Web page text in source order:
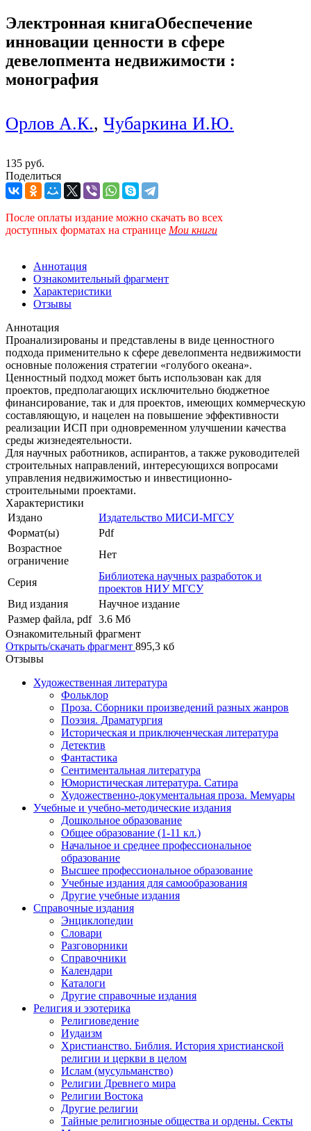
Электронная книгаОбеспечение
инновации ценности в сфере
девелопмента недвижимости :
монография
Орлов А.К., Чубаркина И.Ю.
135 руб.
Поделиться
После оплаты издание можно скачать во всех
доступных форматах на странице Мои книги
Аннотация
Ознакомительный фрагмент
Характеристики
Отзывы
Аннотация
Проанализированы и представлены в виде ценностного
подхода применительно к сфере девелопмента недвижимости
основные положения стратегии «голубого океана».
Ценностный подход может быть использован как для
проектов, предполагающих исключительно бюджетное
финансирование, так и для проектов, имеющих коммерческую
составляющую, и нацелен на повышение эффективности
реализации ИСП при одновременном улучшении качества
среды жизнедеятельности.
Для научных работников, аспирантов, а также руководителей
строительных направлений, интересующихся вопросами
управления недвижимостью и инвестиционно-
строительными проектами.
Характеристики
Издано
Издательство МИСИ-МГСУ
Формат(ы)
Pdf
Возрастное
ограничение
Нет
Серия
Библиотека научных разработок и
проектов НИУ МГСУ
Вид издания
Научное издание
Размер файла, pdf 3.6 Mб
Ознакомительный фрагмент
Открыть/скачать фрагмент 895,3 кб
Отзывы
Художественная литература
Фольклор
Проза. Сборники произведений разных жанров
Поэзия. Драматургия
Историческая и приключенческая литература
Детектив
Фантастика
Сентиментальная литература
Юмористическая литература. Сатира
Художественно-документальная проза. Мемуары
Учебные и учебно-методические издания
Дошкольное образование
Общее образование (1-11 кл.)
Начальное и среднее профессиональное
образование
Высшее профессиональное образование
Учебные издания для самообразования
Другие учебные издания
Справочные издания
Энциклопедии
Словари
Разговорники
Справочники
Календари
Каталоги
Другие справочные издания
Религия и эзотерика
Религиоведение
Иудаизм
Христианство. Библия. История христианской
религии и церкви в целом
Ислам (мусульманство)
Религии Древнего мира
Религии Востока
Другие религии
Тайные религиозные общества и ордены. Секты